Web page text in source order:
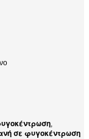
,
σε φυγοκέντρωση